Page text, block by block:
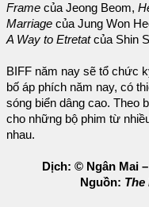
Frame của Jeong Beom,
Marriage của Jung Won
A Way to Etretatcủa Shin
BIFF năm nay sẽ tổ chức
bố áp phích năm nay, có
sóng biển dâng cao. Theo
cho những bộ phim từ
nhau.
Dịch: © Ngân Mai
Nguồn: